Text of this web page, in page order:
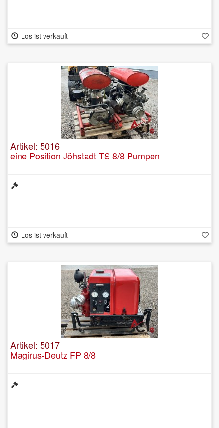
Los ist verkauft
Artikel: 5016
eine Position Jöhstadt TS 8/8 Pumpen
Los ist verkauft
Artikel: 5017
Magirus-Deutz FP 8/8